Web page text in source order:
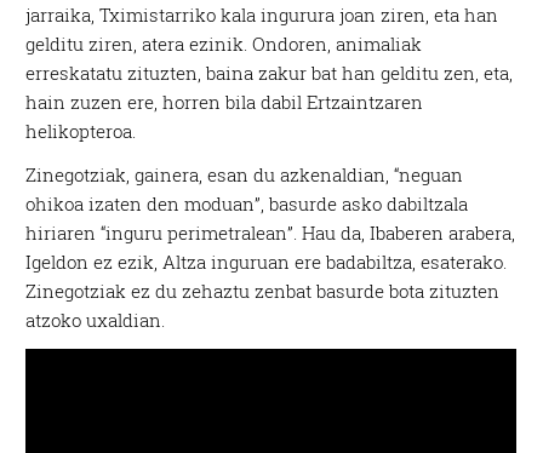
jarraika, Tximistarriko kala ingurura joan ziren, eta han
gelditu ziren, atera ezinik. Ondoren, animaliak
erreskatatu zituzten, baina zakur bat han gelditu zen, eta,
hain zuzen ere, horren bila dabil Ertzaintzaren
helikopteroa.
Zinegotziak, gainera, esan du azkenaldian, “neguan
ohikoa izaten den moduan”, basurde asko dabiltzala
hiriaren “inguru perimetralean”. Hau da, Ibaberen arabera,
Igeldon ez ezik, Altza inguruan ere badabiltza, esaterako.
Zinegotziak ez du zehaztu zenbat basurde bota zituzten
atzoko uxaldian.